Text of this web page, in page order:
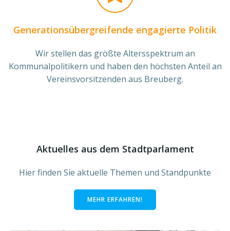
Generationsübergreifende engagierte Politik
Wir stellen das größte Altersspektrum an
Kommunalpolitikern und haben den höchsten Anteil an
Vereinsvorsitzenden aus Breuberg.
Aktuelles aus dem Stadtparlament
Hier finden Sie aktuelle Themen und Standpunkte
MEHR ERFAHREN!